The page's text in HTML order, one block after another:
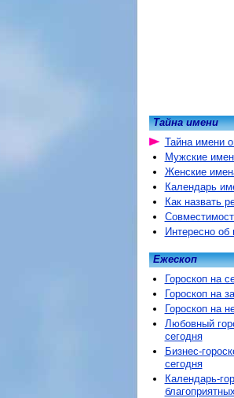
Тайна имени
Тайна имени
Мужские
Женские
Календарь
Как назвать
Интересно об
Ежескоп
Гороскоп на
Гороскоп на
Гороскоп на
Любовный
сегодня
Бизнес-
сегодня
Календарь-